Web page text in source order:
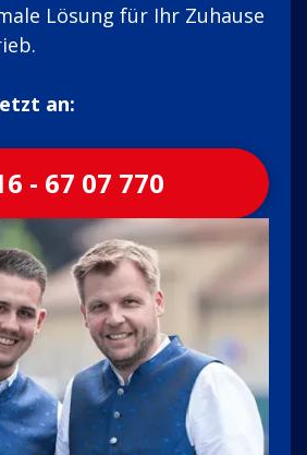
Lösung für Ihr Zuhause
an:
- 67 07 770